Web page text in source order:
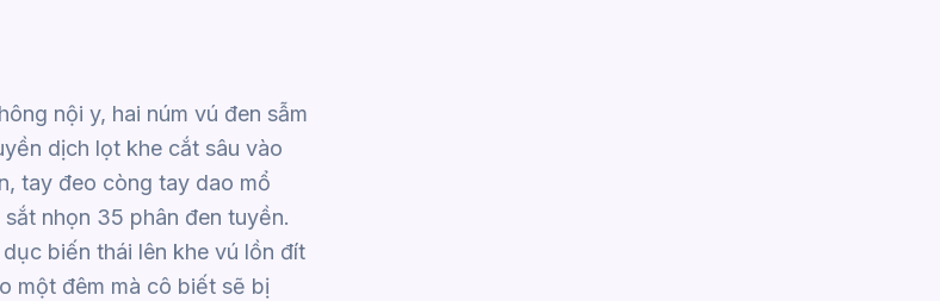
nội y, hai núm vú đen sẫm
dịch lọt khe cắt sâu vào
tay đeo còng tay dao mổ
nhọn 35 phân đen tuyền.
biến thái lên khe vú lồn đít
một đêm mà cô biết sẽ bị